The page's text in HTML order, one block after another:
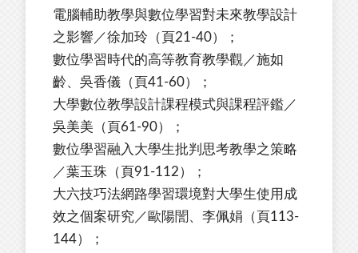
電腦輔助教學與數位學習對未來教學設計
之影響／徐加玲（頁21-40）；
數位學習時代的高等教育教學觀／施如
齡、吳香儀（頁41-60）；
大學數位教學設計課程模式與課程評鑑／
吳美美（頁61-90）；
數位學習融入大學生批判思考教學之策略
／葉玉珠（頁91-112）；
大六技巧法網路學習環境對大學生使用成
效之個案研究／歐陽誾、李佩娟（頁113-
144）；